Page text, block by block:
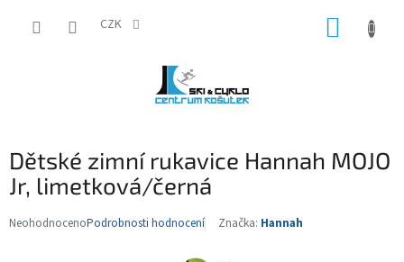
CZK
Dětské zimní rukavice Hannah MOJO
Jr, limetková/černá
Průměrné
NeohodnocenoPodrobnosti hodnocení Značka: Hannah